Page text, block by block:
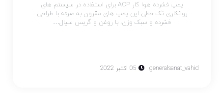
پمپ فشرده هوا کار ACP برای استفاده در سیستم های
روانکاری تک خطی این پمپ های مقرون به صرفه با طراحی
فشرده و سبک وزن، با روغن و گریس سیال…
generalsanat_vahid 05 اکتبر 2022